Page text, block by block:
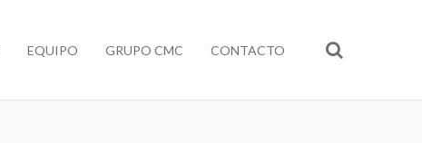
EQUIPO GRUPO CMC CONTACTO